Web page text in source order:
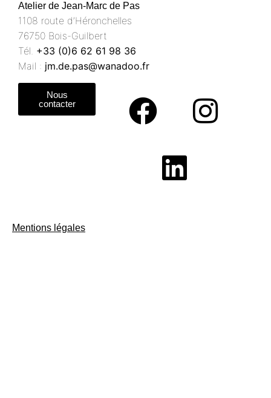
Atelier de Jean-Marc de Pas
1108 route d’Héronchelles
76750 Bois-Guilbert
Tél. +33 (0)6 62 61 98 36
Mail : jm.de.pas@wanadoo.fr
Nous
contacter
Mentions légales